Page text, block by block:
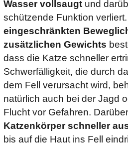
Wasser vollsaugt und
schützende Funktion
eingeschränkten
zusätzlichen Gewichts
dass die Katze schneller
Schwerfälligkeit, die durch
dem Fell verursacht wird,
natürlich auch bei der Jagd
Flucht vor Gefahren.
Katzenkörper schneller
bis auf die Haut ins Fell